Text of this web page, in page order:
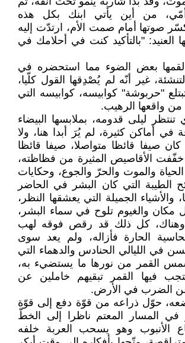
من أين يأتي ابنك بكل هذه
صوتها أمام صمت الأم، ارتدّت إليه
العنيد: "بالتأكيد كنت في أحلامك في
ألقمها بعض الضوء مما استحضره في
غير أنّه لم يُصْدِقها القول كلّيا،
"حربوشة" كوابيسه، كوابيسه التي
واقعها الرهيب.
ليلى قدومه، بملابسها البيضاء
في أماكن كثيرة، لم يُرَ أبدا هنا، ولا
كان صيفا قائظا متواصلا، صيفا قائظا
خفّفت الأقاصيص المثيرة من فظاظته،
والموت والحرّ والجوع، وحكايات
الطيبة التي كان البشر في الحاضر
والأشياء الجميلة التي يعشقها النظر،
مكان والغيوم تلوح في سماء البشر،
وهناك، كل ذلك قد رقص فوقه لهب
الحارة فأزاله، ولم يعد سوى
في الليالي الحنادس والدهماء التي
القمر من نورها ما يستضيء به،
فيها القمر تبقيهم خاملين عن
الضرب في الأرض.
حوّل ذراعه من قوّة دفع إلى قوّة
المسار المعتم ناظرا إلى الخطّ
الأنبوب وهو يسحب العربة خلفه